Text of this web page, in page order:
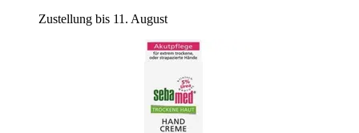
Zustellung bis 11. August